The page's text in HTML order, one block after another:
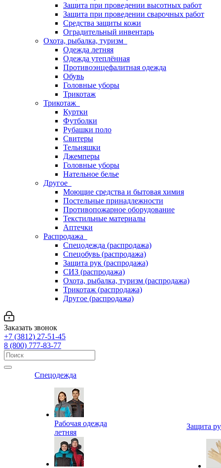
Защита при проведении высотных работ
Защита при проведении сварочных работ
Средства защиты кожи
Оградительный инвентарь
Охота, рыбалка, туризм
Одежда летняя
Одежда утеплённая
Противоэнцефалитная одежда
Обувь
Головные уборы
Трикотаж
Трикотаж
Куртки
Футболки
Рубашки поло
Свитеры
Тельняшки
Джемперы
Головные уборы
Нательное белье
Другое
Моющие средства и бытовая химия
Постельные принадлежности
Противопожарное оборудование
Текстильные материалы
Аптечки
Распродажа
Спецодежда (распродажа)
Спецобувь (распродажа)
Защита рук (распродажа)
СИЗ (распродажа)
Охота, рыбалка, туризм (распродажа)
Трикотаж (распродажа)
Другое (распродажа)
Заказать звонок
+7 (3812) 27-51-45
8 (800) 777-83-77
Спецодежда
Рабочая одежда
летняя
Защита